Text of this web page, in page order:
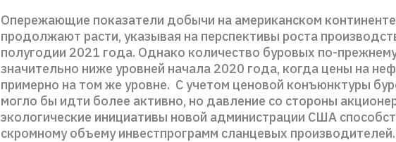
Опережающие показатели добычи на американском континенте
продолжают расти, указывая на перспективы роста
полугодии 2021 года. Однако количество буровых по-
значительно ниже уровней начала 2020 года, когда цены на
примерно на том же уровне. С учетом ценовой конъюнктуры
могло бы идти более активно, но давление со стороны
экологические инициативы новой администрации США
скромному объему инвестпрограмм сланцевых производителей.